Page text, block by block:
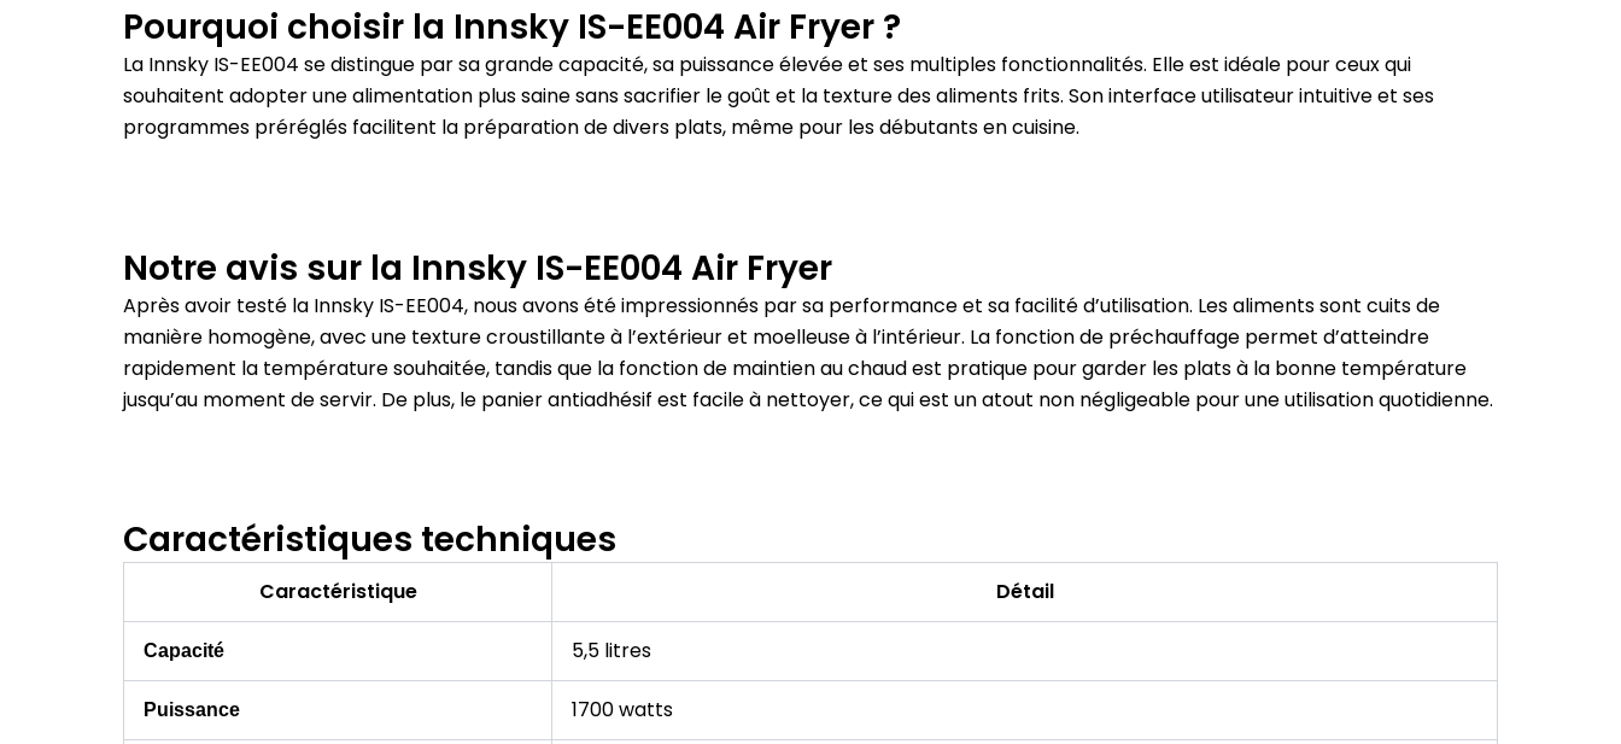
Pourquoi choisir la Innsky IS-EE004 Air Fryer ?
La Innsky IS-EE004 se distingue par sa grande capacité, sa puissance élevée et ses multiples fonctionnalités. Elle est idéale pour ceux qui
souhaitent adopter une alimentation plus saine sans sacrifier le goût et la texture des aliments frits. Son interface utilisateur intuitive et ses
programmes préréglés facilitent la préparation de divers plats, même pour les débutants en cuisine.
Notre avis sur la Innsky IS-EE004 Air Fryer
Après avoir testé la Innsky IS-EE004, nous avons été impressionnés par sa performance et sa facilité d’utilisation. Les aliments sont cuits de
manière homogène, avec une texture croustillante à l’extérieur et moelleuse à l’intérieur. La fonction de préchauffage permet d’atteindre
rapidement la température souhaitée, tandis que la fonction de maintien au chaud est pratique pour garder les plats à la bonne température
jusqu’au moment de servir. De plus, le panier antiadhésif est facile à nettoyer, ce qui est un atout non négligeable pour une utilisation quotidienne.
Caractéristiques techniques
Caractéristique Détail
Capacité 5,5 litres
Puissance 1700 watts